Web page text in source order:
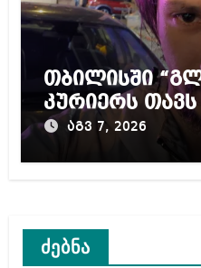
თბილისში
კურიერს თავს
აგვ 7, 2026
ძებნა